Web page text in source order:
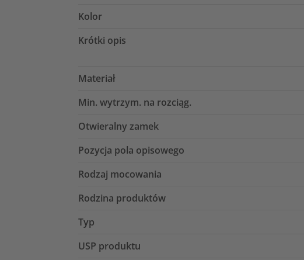
Kolor
Krótki opis
Materiał
Min. wytrzym. na rozciąg.
Otwieralny zamek
Pozycja pola opisowego
Rodzaj mocowania
Rodzina produktów
Typ
USP produktu